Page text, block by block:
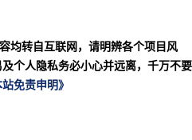
均转自互联网，请明辨各个项目风
个人隐私务必小心并远离，千万不要
站免责申明》